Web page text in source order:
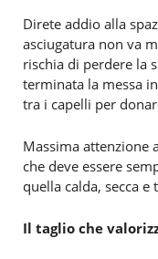
Direte addio alla
asciugatura non va
rischia di perdere la
terminata la messa
tra i capelli per
Massima attenzione
che deve essere
quella calda, secca
Il taglio che